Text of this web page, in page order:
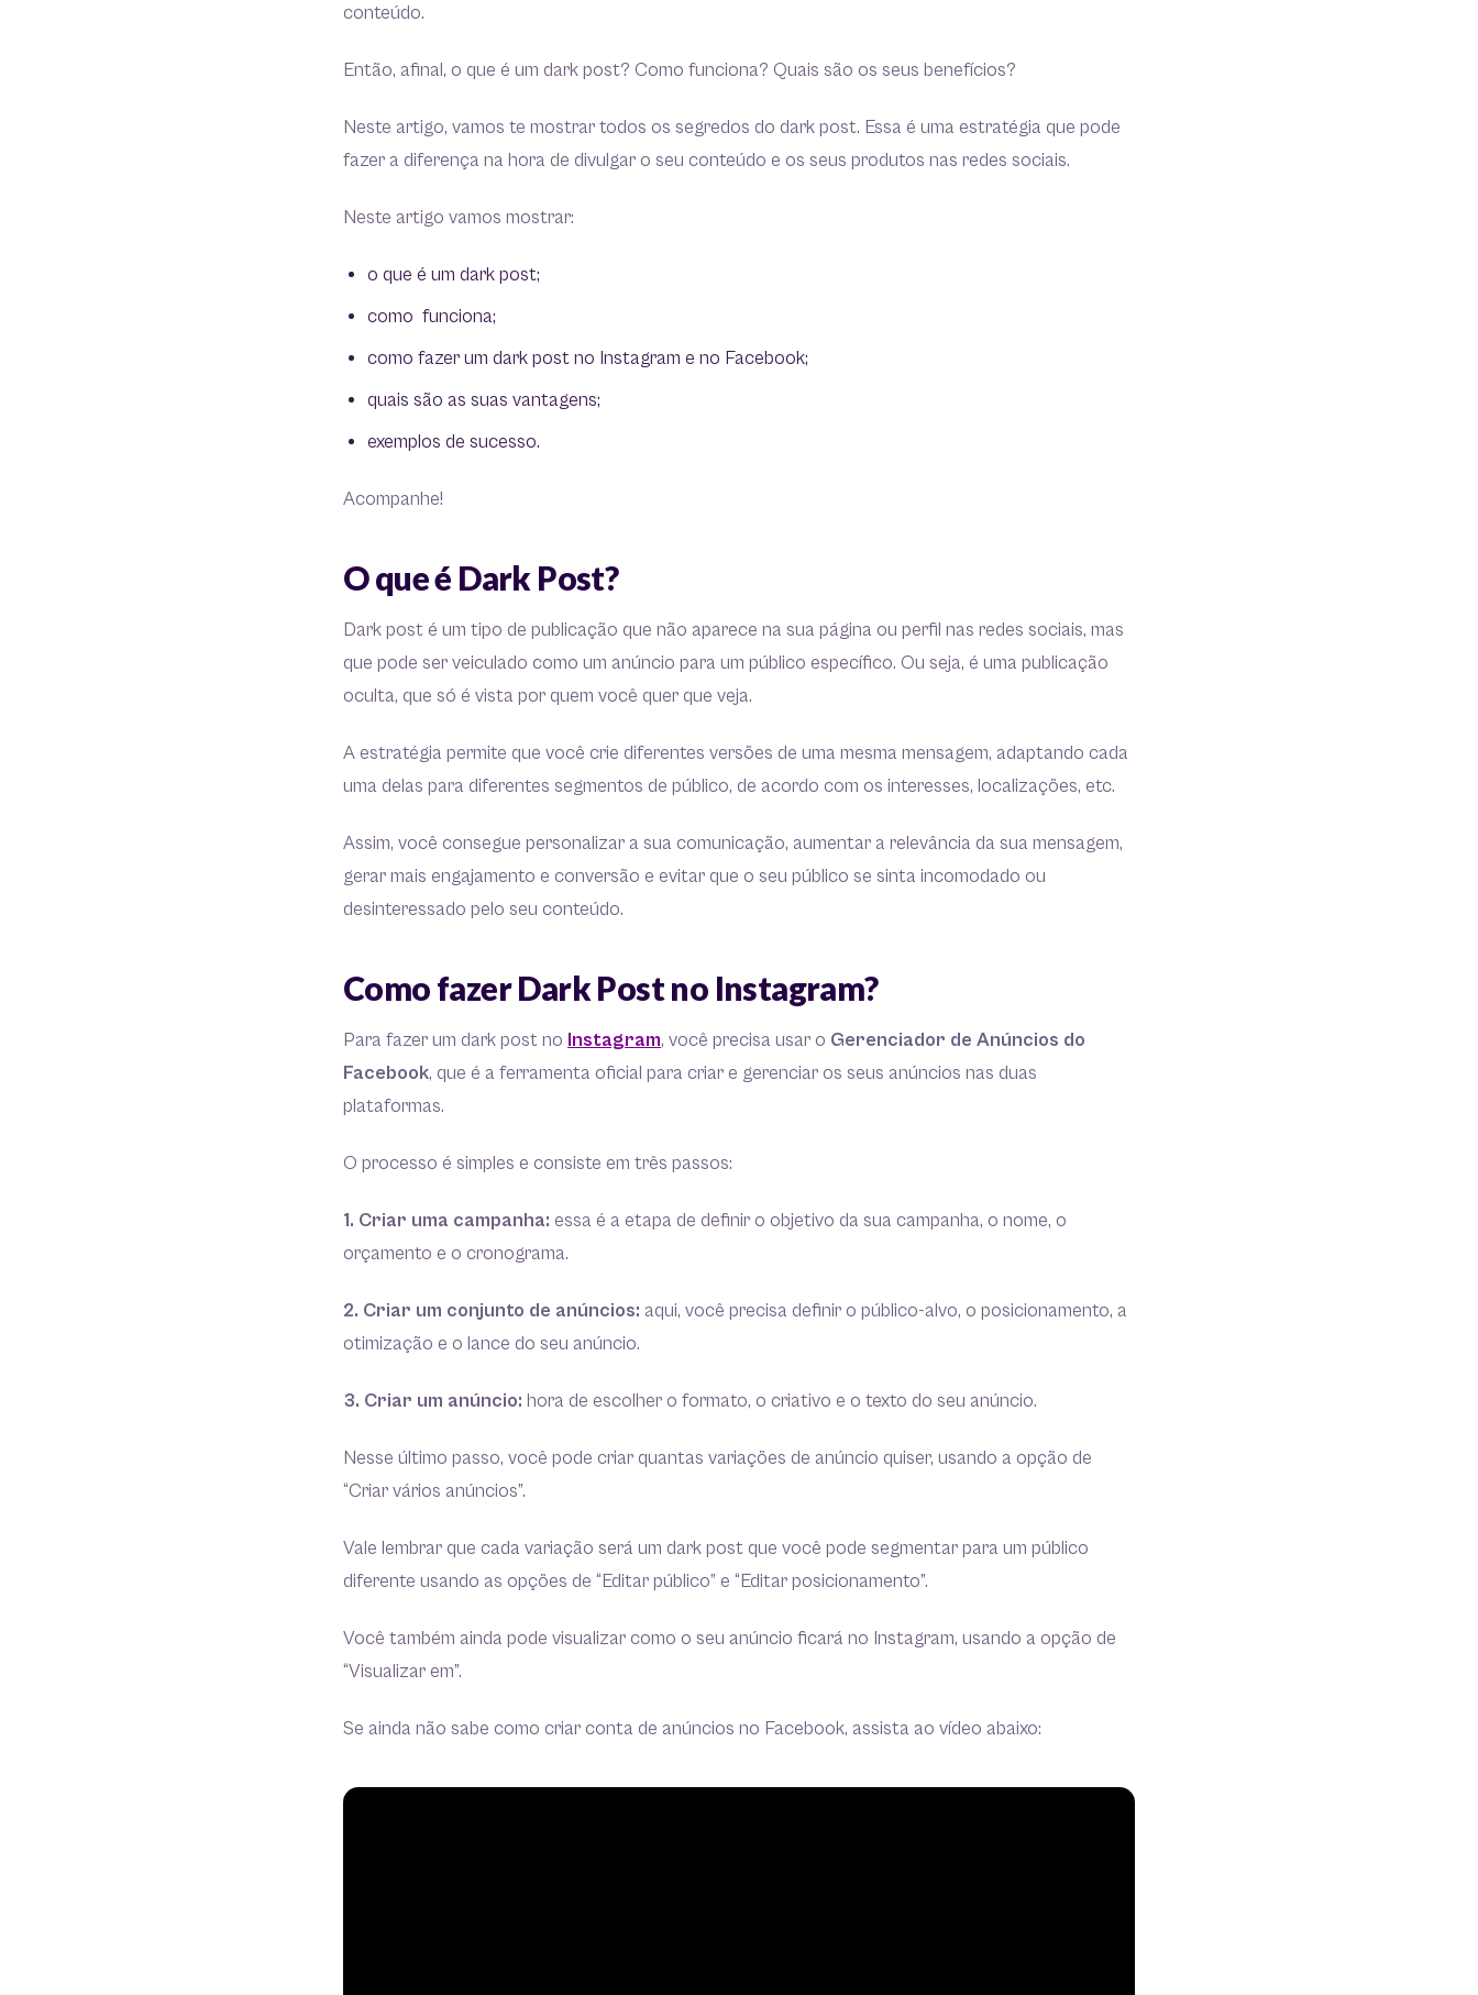
conteúdo.
Então, afinal, o que é um dark post? Como funciona? Quais são os seus benefícios?
Neste artigo, vamos te mostrar todos os segredos do dark post. Essa é uma estratégia que pode
fazer a diferença na hora de divulgar o seu conteúdo e os seus produtos nas redes sociais.
Neste artigo vamos mostrar:
o que é um dark post;
como funciona;
como fazer um dark post no Instagram e no Facebook;
quais são as suas vantagens;
exemplos de sucesso.
Acompanhe!
O que é Dark Post?
Dark post é um tipo de publicação que não aparece na sua página ou perfil nas redes sociais, mas
que pode ser veiculado como um anúncio para um público específico. Ou seja, é uma publicação
oculta, que só é vista por quem você quer que veja.
A estratégia permite que você crie diferentes versões de uma mesma mensagem, adaptando cada
uma delas para diferentes segmentos de público, de acordo com os interesses, localizações, etc.
Assim, você consegue personalizar a sua comunicação, aumentar a relevância da sua mensagem,
gerar mais engajamento e conversão e evitar que o seu público se sinta incomodado ou
desinteressado pelo seu conteúdo.
Como fazer Dark Post no Instagram?
Para fazer um dark post no Instagram, você precisa usar o Gerenciador de Anúncios do
Facebook, que é a ferramenta oficial para criar e gerenciar os seus anúncios nas duas
plataformas.
O processo é simples e consiste em três passos:
1. Criar uma campanha: essa é a etapa de definir o objetivo da sua campanha, o nome, o
orçamento e o cronograma.
2. Criar um conjunto de anúncios: aqui, você precisa definir o público-alvo, o posicionamento, a
otimização e o lance do seu anúncio.
3. Criar um anúncio: hora de escolher o formato, o criativo e o texto do seu anúncio.
Nesse último passo, você pode criar quantas variações de anúncio quiser, usando a opção de
“Criar vários anúncios”.
Vale lembrar que cada variação será um dark post que você pode segmentar para um público
diferente usando as opções de “Editar público” e “Editar posicionamento”.
Você também ainda pode visualizar como o seu anúncio ficará no Instagram, usando a opção de
“Visualizar em”.
Se ainda não sabe como criar conta de anúncios no Facebook, assista ao vídeo abaixo: